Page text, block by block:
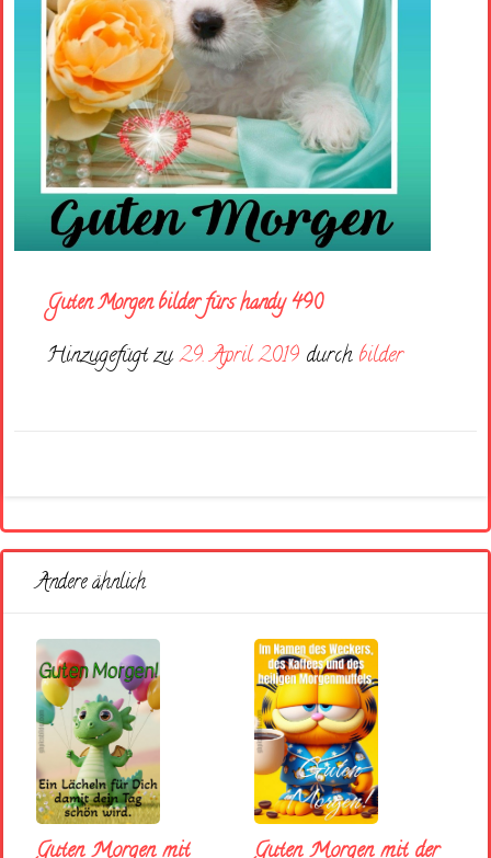
Guten Morgen bilder fürs handy 490
Hinzugefügt zu29. April 2019 durch bilder
Andere ähnlich